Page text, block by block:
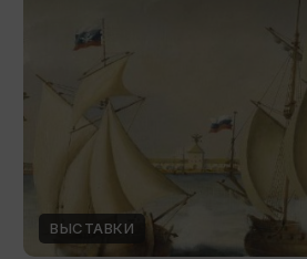
ВЫСТАВКИ